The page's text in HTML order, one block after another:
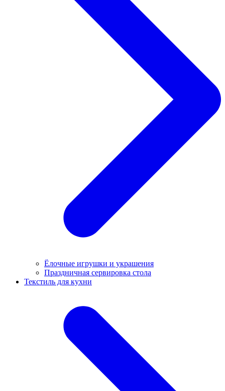
Ёлочные игрушки и украшения
Праздничная сервировка стола
Текстиль для кухни